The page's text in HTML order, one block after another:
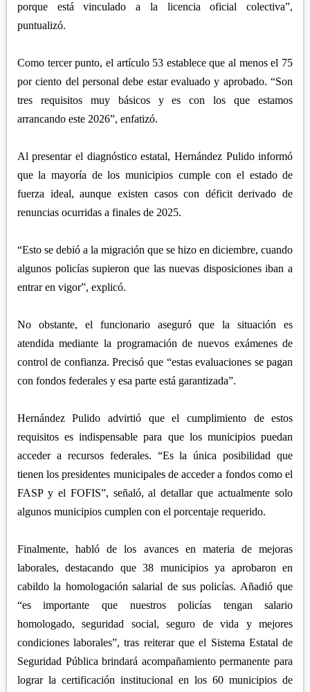
porque está vinculado a la licencia oficial colectiva”,
puntualizó.
Como tercer punto, el artículo 53 establece que al menos el 75
por ciento del personal debe estar evaluado y aprobado. “Son
tres requisitos muy básicos y es con los que estamos
arrancando este 2026”, enfatizó.
Al presentar el diagnóstico estatal, Hernández Pulido informó
que la mayoría de los municipios cumple con el estado de
fuerza ideal, aunque existen casos con déficit derivado de
renuncias ocurridas a finales de 2025.
“Esto se debió a la migración que se hizo en diciembre, cuando
algunos policías supieron que las nuevas disposiciones iban a
entrar en vigor”, explicó.
No obstante, el funcionario aseguró que la situación es
atendida mediante la programación de nuevos exámenes de
control de confianza. Precisó que “estas evaluaciones se pagan
con fondos federales y esa parte está garantizada”.
Hernández Pulido advirtió que el cumplimiento de estos
requisitos es indispensable para que los municipios puedan
acceder a recursos federales. “Es la única posibilidad que
tienen los presidentes municipales de acceder a fondos como el
FASP y el FOFIS”, señaló, al detallar que actualmente solo
algunos municipios cumplen con el porcentaje requerido.
Finalmente, habló de los avances en materia de mejoras
laborales, destacando que 38 municipios ya aprobaron en
cabildo la homologación salarial de sus policías. Añadió que
“es importante que nuestros policías tengan salario
homologado, seguridad social, seguro de vida y mejores
condiciones laborales”, tras reiterar que el Sistema Estatal de
Seguridad Pública brindará acompañamiento permanente para
lograr la certificación institucional en los 60 municipios de